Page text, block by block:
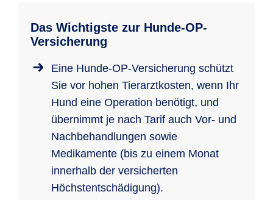
Das Wichtigste zur Hunde-OP-
Versicherung
Eine Hunde-OP-Versicherung schützt
Sie vor hohen Tierarztkosten, wenn Ihr
Hund eine Operation benötigt, und
übernimmt je nach Tarif auch Vor- und
Nachbehandlungen sowie
Medikamente (bis zu einem Monat
innerhalb der versicherten
Höchstentschädigung).